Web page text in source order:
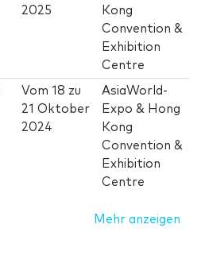
2025
Kong
Convention &
Exhibition
Centre
Vom18 zu
21 Oktober
2024
AsiaWorld-
Expo & Hong
Kong
Convention &
Exhibition
Centre
Mehr anzeigen